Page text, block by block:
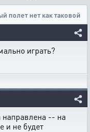
полет нет как таковой
играть?
направлена -- на
и не будет